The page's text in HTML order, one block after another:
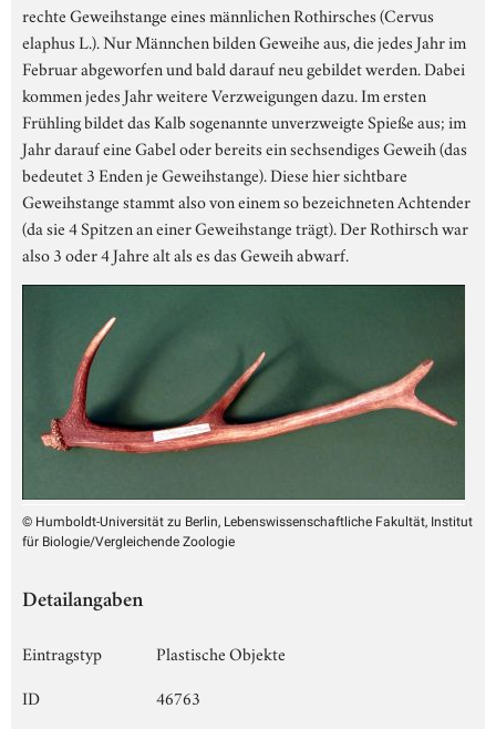
rechte Geweihstange eines männlichen Rothirsches (Cervus
elaphus L.). Nur Männchen bilden Geweihe aus, die jedes Jahr im
Februar abgeworfen und bald darauf neu gebildet werden. Dabei
kommen jedes Jahr weitere Verzweigungen dazu. Im ersten
Frühling bildet das Kalb sogenannte unverzweigte Spieße aus; im
Jahr darauf eine Gabel oder bereits ein sechsendiges Geweih (das
bedeutet 3 Enden je Geweihstange). Diese hier sichtbare
Geweihstange stammt also von einem so bezeichneten Achtender
(da sie 4 Spitzen an einer Geweihstange trägt). Der Rothirsch war
also 3 oder 4 Jahre alt als es das Geweih abwarf.
© Humboldt-Universität zu Berlin, Lebenswissenschaftliche Fakultät, Institut
für Biologie/Vergleichende Zoologie
Detailangaben
Eintragstyp
Plastische Objekte
ID
46763